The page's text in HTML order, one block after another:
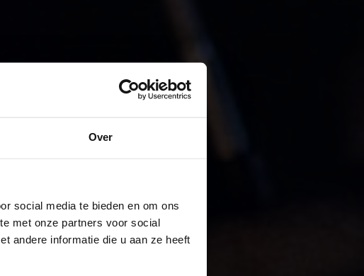
Over
social media te bieden en om ons
met onze partners voor social
andere informatie die u aan ze heeft